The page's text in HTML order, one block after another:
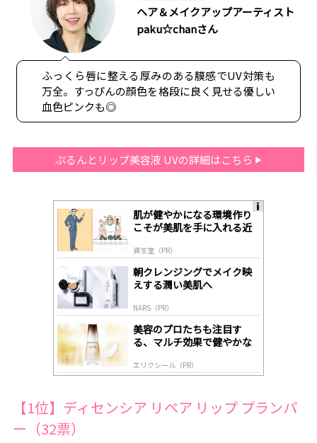
ヘア＆メイクアップアーティスト
paku☆chanさん
ふっくら唇に整える厚みのある膜感でUV対策も
万全。すっぴんの顔色を格段に良く見せる優しい
血色ピンクも◎
ぷるんとリップ美容液 UVの詳細はこちら
肌が健やかになる環境作り
こそが美肌を手に入れる近
資生堂（PR）
朝クレンジングでメイク映
えする潤い美肌へ
NARS（PR）
美容のプロたちも注目す
る、マルチ効果で健やかな
エリクシール（PR）
【1位】ディセンシア リペア リップ プランパ
ー（32票）